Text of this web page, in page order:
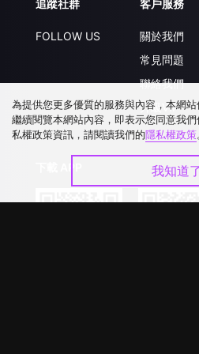
追蹤社群
FOLLOW US
客戶服務
關於我們
常見問題
聯絡我們
升級VIP
為提供您更多優質的服務與內容，本網
繼續閱覽本網站內容，即表示您同意我
私權政策資訊，請閱讀我們的隱私權政策
我知道